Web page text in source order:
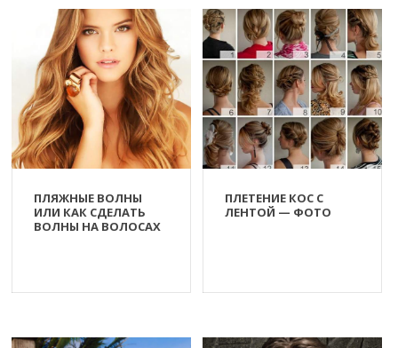
ПЛЯЖНЫЕ ВОЛНЫ
ИЛИ КАК СДЕЛАТЬ
ВОЛНЫ НА ВОЛОСАХ
ПЛЕТЕНИЕ КОС С
ЛЕНТОЙ — ФОТО